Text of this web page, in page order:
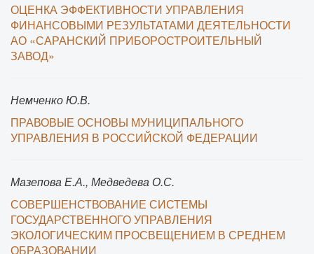
ОЦЕНКА ЭФФЕКТИВНОСТИ УПРАВЛЕНИЯ
ФИНАНСОВЫМИ РЕЗУЛЬТАТАМИ ДЕЯТЕЛЬНОСТИ
АО «САРАНСКИЙ ПРИБОРОСТРОИТЕЛЬНЫЙ
ЗАВОД»
Немченко Ю.В.
ПРАВОВЫЕ ОСНОВЫ МУНИЦИПАЛЬНОГО
УПРАВЛЕНИЯ В РОССИЙСКОЙ ФЕДЕРАЦИИ
Мазепова Е.А., Медведева О.С.
СОВЕРШЕНСТВОВАНИЕ СИСТЕМЫ
ГОСУДАРСТВЕННОГО УПРАВЛЕНИЯ
ЭКОЛОГИЧЕСКИМ ПРОСВЕЩЕНИЕМ В СРЕДНЕМ
ОБРАЗОВАНИИ